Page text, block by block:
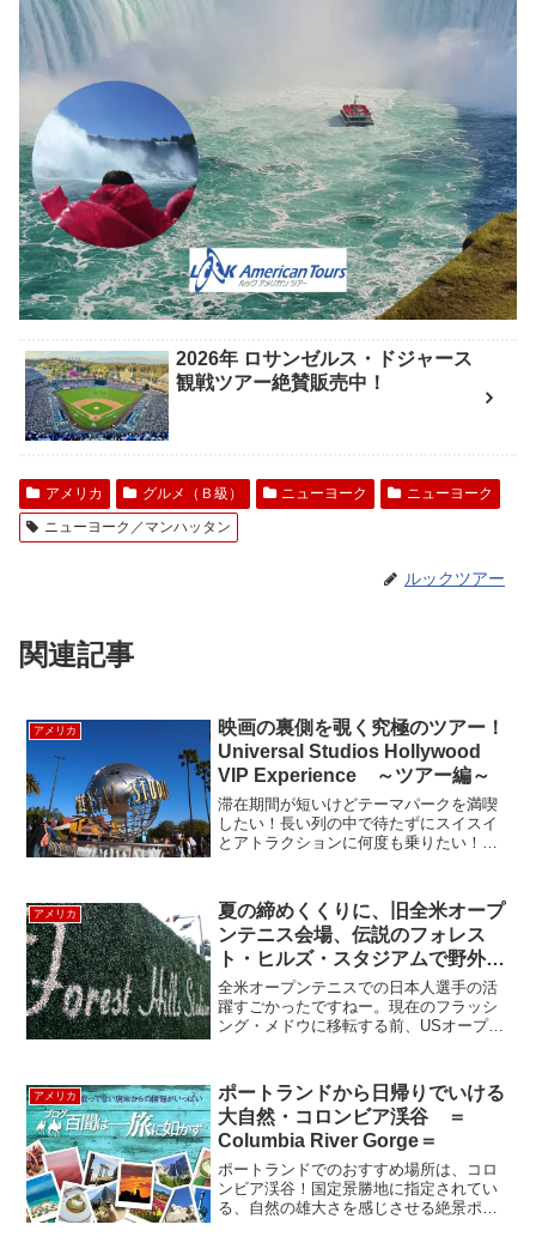
2026年 ロサンゼルス・ドジャース
観戦ツアー絶賛販売中！
アメリカ グルメ（Ｂ級） ニューヨーク
ニューヨーク
ニューヨーク／マンハッタン
ルックツアー
関連記事
アメリカ
映画の裏側を覗く究極のツアー！
Universal Studios Hollywood
VIP Experience ～ツアー編～
滞在期間が短いけどテーマパークを満喫
したい！長い列の中で待たずにスイスイ
とアトラクションに何度も乗りたい！大
願いをかなえるユニバーサルスタジオハ
リウッドのVIPエクスペ...
アメリカ
夏の締めくくりに、旧全米オープ
ンテニス会場、伝説のフォレス
ト・ヒルズ・スタジアムで野外コ
ンサート
全米オープンテニスでの日本人選手の活
躍すごかったですねー。現在のフラッシ
ング・メドウに移転する前、USオープン
存知ですか？当時、全米オープンテニス
会場として使われていた...
アメリカ
ポートランドから日帰りでいける
大自然・コロンビア渓谷 ＝
Columbia River Gorge＝
ポートランドでのおすすめ場所は、コロ
ンビア渓谷！国定景勝地に指定されてい
る、自然の雄大さを感じさせる絶景ポイ